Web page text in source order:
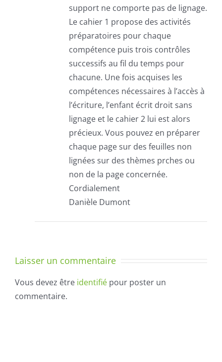
support ne comporte pas de lignage.
Le cahier 1 propose des activités
préparatoires pour chaque
compétence puis trois contrôles
successifs au fil du temps pour
chacune. Une fois acquises les
compétences nécessaires à l’accès à
l’écriture, l’enfant écrit droit sans
lignage et le cahier 2 lui est alors
précieux. Vous pouvez en préparer
chaque page sur des feuilles non
lignées sur des thèmes prches ou
non de la page concernée.
Cordialement
Danièle Dumont
Laisser un commentaire
Vous devez être identifié pour poster un
commentaire.